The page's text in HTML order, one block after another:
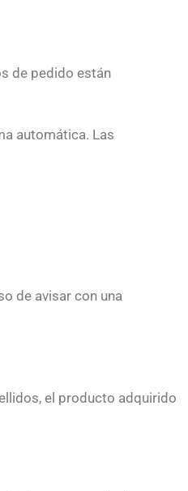
de pedido están
automática. Las
de avisar con una
el producto adquirido